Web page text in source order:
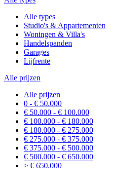
Alle types
Studio's & Appartementen
Woningen & Villa's
Handelspanden
Garages
Lijfrente
Alle prijzen
Alle prijzen
0 - € 50.000
€ 50.000 - € 100.000
€ 100.000 - € 180.000
€ 180.000 - € 275.000
€ 275.000 - € 375.000
€ 375.000 - € 500.000
€ 500.000 - € 650.000
> € 650.000